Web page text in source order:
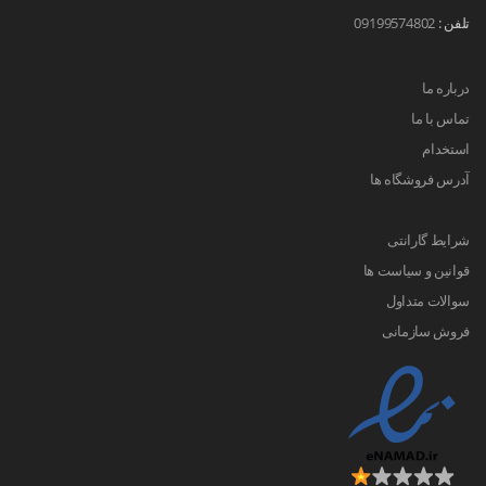
تلفن : 09199574802
درباره ما
تماس با ما
استخدام
آدرس فروشگاه ها
شرایط گارانتی
قوانین و سیاست ها
سوالات متداول
فروش سازمانی